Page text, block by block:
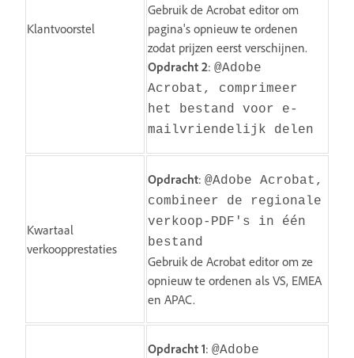
Klantvoorstel
Gebruik de Acrobat editor om
pagina's opnieuw te ordenen
zodat prijzen eerst verschijnen.
Opdracht 2: @Adobe
Acrobat, comprimeer
het bestand voor e-
mailvriendelijk delen
Kwartaal
verkoopprestaties
Opdracht: @Adobe Acrobat,
combineer de regionale
verkoop-PDF's in één
bestand
Gebruik de Acrobat editor om ze
opnieuw te ordenen als VS, EMEA
en APAC.
Opdracht 1: @Adobe